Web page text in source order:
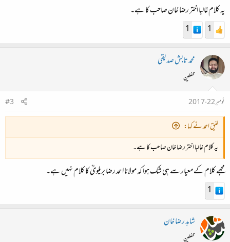
یہ کلام غالبا اختر رضا خان صاحب کا ہے۔
1
1
محمد تابش صدیقی
محفلین
نومبر 22، 2017
#3
لئیق احمد نے کہا:
یہ کلام غالبا اختر رضا خان صاحب کا ہے۔
مجھے کلام کے معیار سے ہی شک ہوا کہ مولانا احمد رضا بریلویؒ کا کلام نہیں ہے۔
1
شاہد رضا خان
محفلین